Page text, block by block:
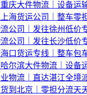
庆大件物流｜设备运
海货运公司｜整车零
公司｜发往徐州低价
公司｜发往长沙低价
口货运专线｜整车包
尔滨大件物流｜设备
物流｜直达湛江全境
到北京｜零担分流天